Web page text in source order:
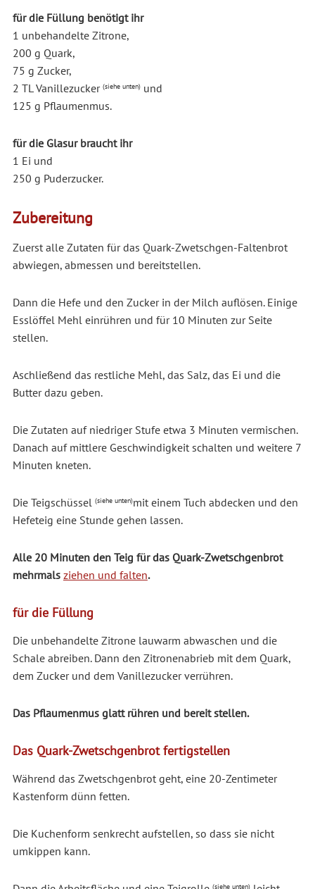
für die Füllung benötigt ihr
1 unbehandelte Zitrone,
200 g Quark,
75 g Zucker,
2 TL Vanillezucker (siehe unten)und
125 g Pflaumenmus.
für die Glasur braucht ihr
1 Ei und
250 g Puderzucker.
Zubereitung
Zuerst alle Zutaten für das Quark-Zwetschgen-Faltenbrot
abwiegen, abmessen und bereitstellen.
Dann die Hefe und den Zucker in der Milch auflösen. Einige
Esslöffel Mehl einrühren und für 10 Minuten zur Seite
stellen.
Aschließend das restliche Mehl, das Salz, das Ei und die
Butter dazu geben.
Die Zutaten auf niedriger Stufe etwa 3 Minuten vermischen.
Danach auf mittlere Geschwindigkeit schalten und weitere 7
Minuten kneten.
Die Teigschüssel (siehe unten)mit einem Tuch abdecken und den
Hefeteig eine Stunde gehen lassen.
Alle 20 Minuten den Teig für das Quark-Zwetschgenbrot
mehrmals ziehen und falten.
für die Füllung
Die unbehandelte Zitrone lauwarm abwaschen und die
Schale abreiben. Dann den Zitronenabrieb mit dem Quark,
dem Zucker und dem Vanillezucker verrühren.
Das Pflaumenmus glatt rühren und bereit stellen.
Das Quark-Zwetschgenbrot fertigstellen
Während das Zwetschgenbrot geht, eine 20-Zentimeter
Kastenform dünn fetten.
Die Kuchenform senkrecht aufstellen, so dass sie nicht
umkippen kann.
(siehe unten)